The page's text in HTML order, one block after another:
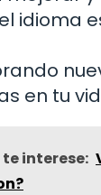
idioma
en tu
interese: